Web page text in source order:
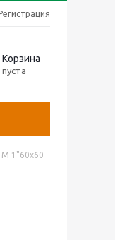
Корзина
пуста
1"60х60